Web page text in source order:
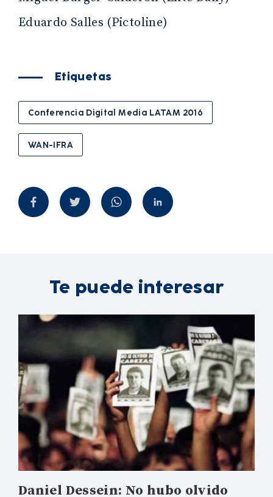
Eduardo Salles (Pictoline)
Etiquetas
Conferencia Digital Media LATAM 2016
WAN-IFRA
Te puede interesar
Daniel Dessein: No hubo olvido